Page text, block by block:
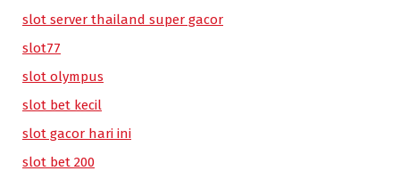
slot server thailand super gacor
slot77
slot olympus
slot bet kecil
slot gacor hari ini
slot bet 200